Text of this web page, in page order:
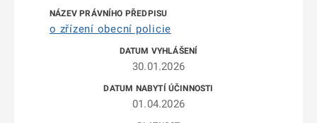
o zřízení obecní policie
30.01.2026
01.04.2026